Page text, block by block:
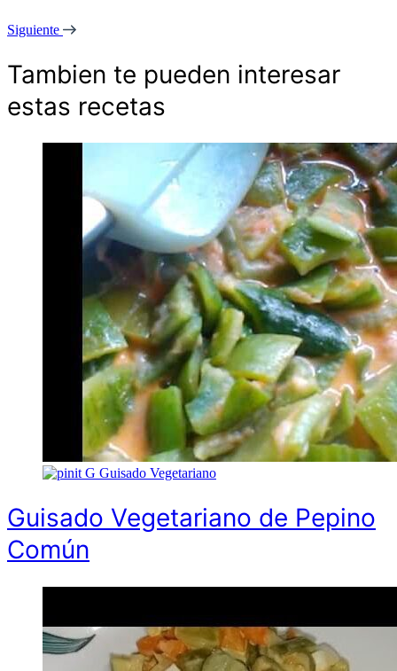
Siguiente
Tambien te pueden interesar
estas recetas
G Guisado Vegetariano
Guisado Vegetariano de Pepino
Común